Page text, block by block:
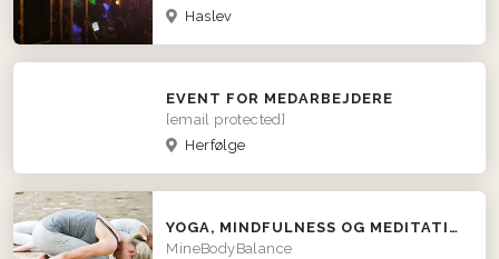
Haslev
EVENT FOR MEDARBEJDERE
[email protected]
Herfølge
YOGA, MINDFULNESS OG MEDITATION
MineBodyBalance